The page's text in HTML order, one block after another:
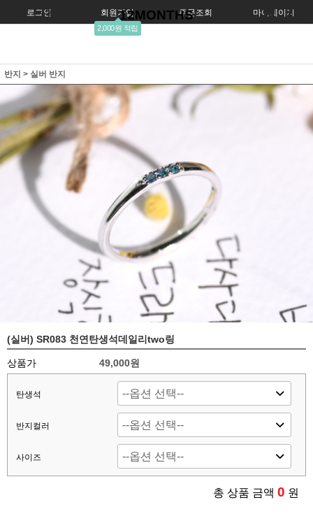
로그인 회원가입
2,000원 적립
주문조회 마이페이지
12MONTHS
반지 > 실버 반지
(실버) SR083 천연탄생석데일리two링
상품가 49,000원
탄생석
반지컬러
사이즈
총 상품 금액 0 원